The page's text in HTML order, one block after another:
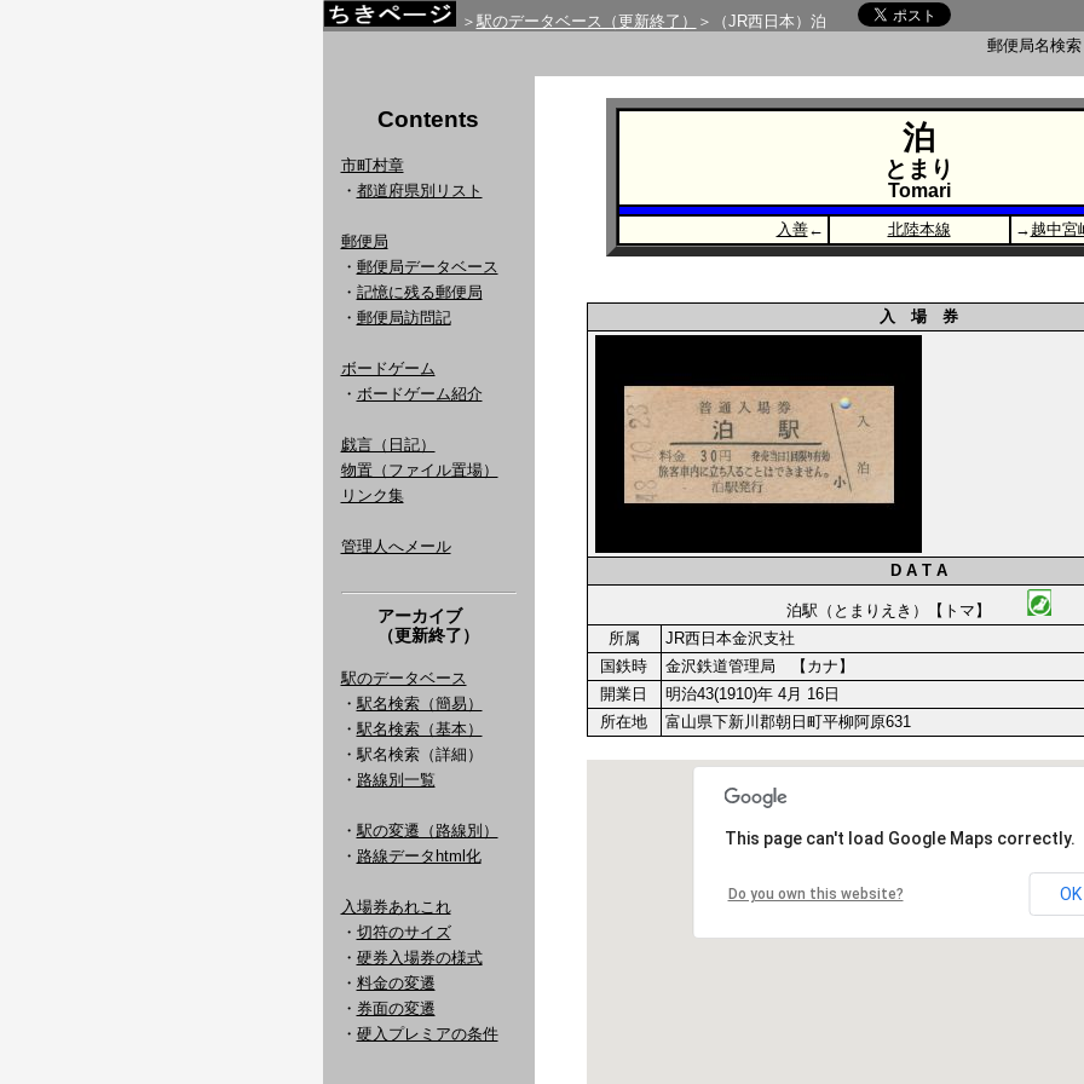
＞ 駅のデータベース（更新終了）
＞（JR西日本）泊
郵便局名検
Contents
市町村章
・ 都道府県別リスト
郵便局
・ 郵便局データベース
・ 記憶に残る郵便局
・ 郵便局訪問記
ボードゲーム
・ ボードゲーム紹介
戯言（日記）
物置（ファイル置場）
リンク集
管理人へメール
アーカイブ
（更新終了）
駅のデータベース
・ 駅名検索（簡易）
・ 駅名検索（基本）
・駅名検索（詳細）
・ 路線別一覧
・ 駅の変遷（路線別）
・ 路線データhtml化
入場券あれこれ
・ 切符のサイズ
・ 硬券入場券の様式
・ 料金の変遷
・ 券面の変遷
・ 硬入プレミアの条件
泊
とまり
Tomari
入善← 北陸本線 → 越中宮
入 場 券
D A T A
泊駅（とまりえき）【トマ】
所属
JR西日本金沢支社
国鉄時
金沢鉄道管理局 【カナ】
開業日
明治43(1910)年 4月 16日
所在地
富山県下新川郡朝日町平柳阿原631